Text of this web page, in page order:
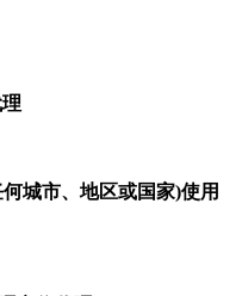
城市、地区或国家)使用